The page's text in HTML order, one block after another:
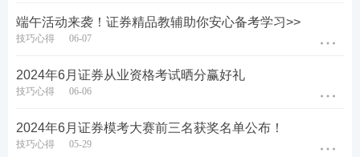
5、《投资银行业务》，参考《保
纲(2022)》。
投资银行业务：
1、《证券市场基本法律法规》，
参考《证券行业专业人员一般业务
端午活动来袭！证券精品教辅助你安心备考学习>>
技巧心得 06-07
2024年6月证券从业资格考试晒分赢好礼
技巧心得 06-06
2024年6月证券模考大赛前三名获奖名单公布！
技巧心得 05-29